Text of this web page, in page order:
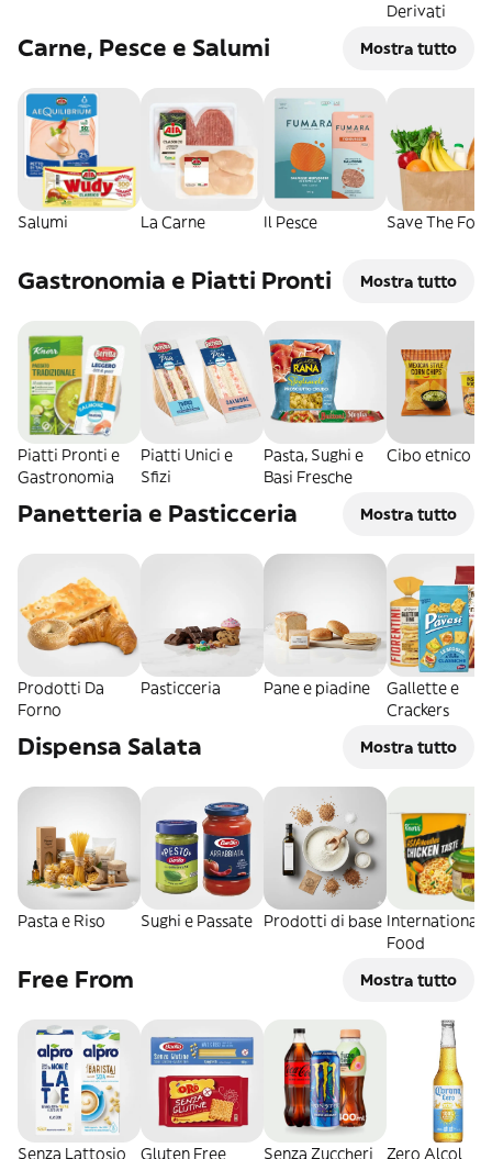
Derivati
Carne, Pesce e Salumi Mostra tutto
Salumi La Carne Il Pesce Save The
Gastronomia e Piatti Pronti Mostra tutto
Piatti Pronti e
Gastronomia
Piatti Unici e
Sfizi
Pasta, Sughi e
Basi Fresche
Cibo etnico
Panetteria e Pasticceria Mostra tutto
Prodotti Da
Forno
Pasticceria Pane e piadine
Gallette e
Crackers
Dispensa Salata Mostra tutto
Pasta e Riso Sughi e Passate Prodotti di base International
Food
Free From Mostra tutto
Senza Lattosio Gluten Free Senza Zuccheri Zero Alcol